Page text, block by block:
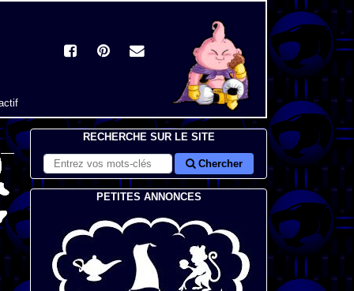
RECHERCHE SUR LE SITE
Chercher
PETITES ANNONCES